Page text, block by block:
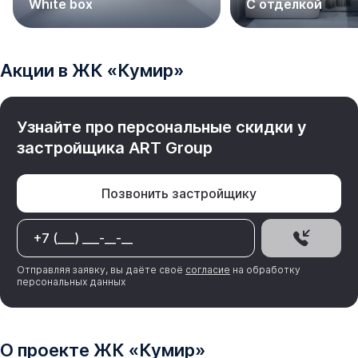
КУМИР - это новый уровень жизни в городе Армавире.
White box С отделкой
Акции в ЖК «Кумир»
Узнайте про персональные скидки у
застройщика ART Group
Позвонить застройщику
Отправляя заявку, вы даёте своё согласие на обработку
персональных данных
О проекте ЖК «Кумир»